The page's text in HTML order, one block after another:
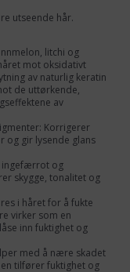
utseende hår.
litchi og
mot oksidativt
av naturlig keratin
de uttørkende,
av
Korrigerer
og gir lysende glans
ingefærrot og
skygge, tonalitet og
i håret for å fukte
virker som en
inn fuktighet og
med å nære skadet
tilfører fuktighet og